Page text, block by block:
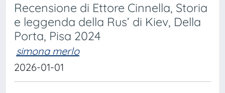
Recensione di Ettore Cinnella, Storia
e leggenda della Rus’ di Kiev, Della
Porta, Pisa 2024
simona merlo
2026-01-01